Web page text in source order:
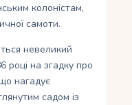
колоністам,
самоти.
невеликий
році на згадку про
нагадує
садом із